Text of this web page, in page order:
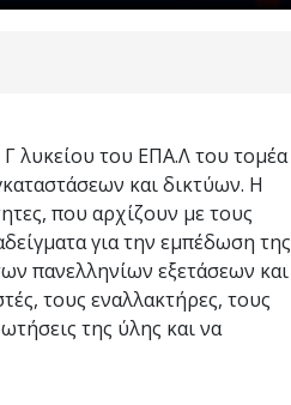
λυκείου του ΕΠΑ.Λ του τομέα
και δικτύων. Η
που αρχίζουν με τους
για την εμπέδωση της
πανελληνίων εξετάσεων και
τους εναλλακτήρες, τους
της ύλης και να